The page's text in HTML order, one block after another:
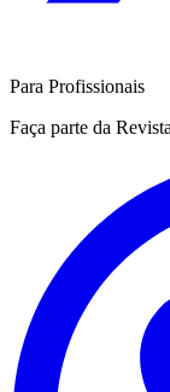
Para Profissionais
Faça parte da